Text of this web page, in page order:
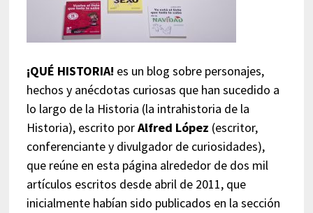
¡QUÉ HISTORIA! es un blog sobre personajes,
hechos y anécdotas curiosas que han sucedido a
lo largo de la Historia (la intrahistoria de la
Historia), escrito porAlfred López (escritor,
conferenciante y divulgador de curiosidades),
que reúne en esta página alrededor de dos mil
artículos escritos desde abril de 2011, que
inicialmente habían sido publicados en la sección